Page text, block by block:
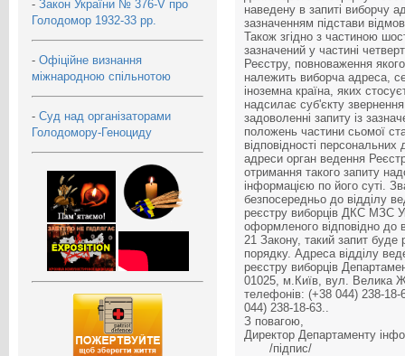
- Закон України № 376-V про
Голодомор 1932-33 рр.
- Офіційне визнання
міжнародною спільнотою
- Суд над організаторами
Голодомору-Геноциду
наведену в запиті виборчу
зазначенням підстави
Також згідно з частиною
зазначений у частині
Реєстру, повноваження
належить виборча адреса,
іноземна країна, яких
надсилає суб'єкту
задоволенні запиту із
положень частини сьомої
відповідності
адреси орган ведення
отримання такого запиту
інформацією по його суті.
безпосередньо до відділу
реєстру виборців ДКС МЗС
оформленого відповідно до
21 Закону, такий запит
порядку. Адреса відділу
реєстру виборців
01025, м.Київ, вул. Велика
телефонів: (+38 044) 238-
044) 238-18-63..
З повагою,
Директор
/підпис/